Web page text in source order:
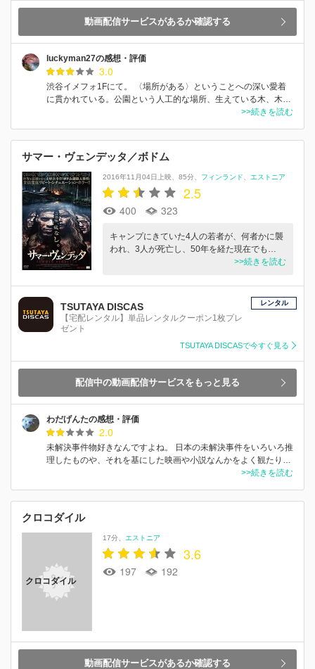
動画配信サービスがあるか確認する
luckyman27の感想・評価
3.0
渋谷イメフォ1Fにて。 〈場所がある〉ということへの深い愛着
に貫かれている。公園という人工的な場所、生えている木、木…
>>続きを読む
サマー・ヴェンデッタ／ボドム
2016年11月04日上映 85分 フィンランド エストニア
2.5
400 323
キャンプにきていた4人の若者が、何者かに襲
われ、3人が死亡し、50年を経た現在でも…
>>続きを読む
TSUTAYA DISCAS
【宅配レンタル】単品レンタルクーポン1枚プレ
ゼント
レンタル
TSUTAYA DISCASで今すぐ見る
配信中の動画配信サービスをもっと見る
わだげんたの感想・評価
2.0
未解決事件物好きなんですよね。 日本の未解決事件をいろいろ推
理したものや、それを基にした映画や小説なんかをよく観たり…
>>続きを読む
クロコダイル
クロコダイル
17分 エストニア
3.6
197 192
動画配信サービスがあるか確認する